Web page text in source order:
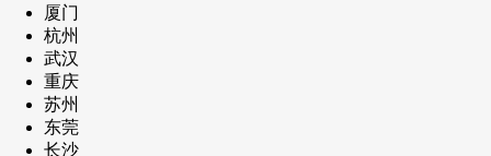
厦门
杭州
武汉
重庆
苏州
东莞
长沙